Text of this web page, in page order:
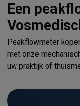
Een
Peakflowmeter
met onze
uw praktijk of